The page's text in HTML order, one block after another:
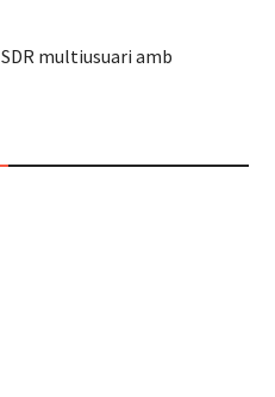
SDR multiusuari amb